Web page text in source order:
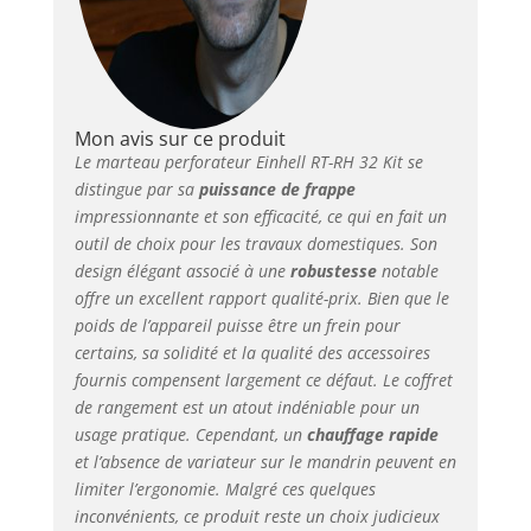
permet un
changement rapide et
sans outil des forets et
des burins et, assure
massive de 3,5 joule
avec son puissant
moteur de 1250 Watt,
pour maîtriser tous les
travaux intensifs Une
poignée spécifique
protège l’utilisateur
des vibrations Sa tête
robuste en aluminium
rend l’outil solide et
performant La butée
de profondeur en
métal est réglable
pour une profondeur
de perçage répétée et
précise Grace à son
Mon avis sur ce produit
Le marteau perforateur Einhell RT-RH 32 Kit se
distingue par sa puissance de frappe
impressionnante et son efficacité, ce qui en fait un
outil de choix pour les travaux domestiques. Son
design élégant associé à une robustessenotable
offre un excellent rapport qualité-prix. Bien que le
poids de l’appareil puisse être un frein pour
certains, sa solidité et la qualité des accessoires
fournis compensent largement ce défaut. Le coffret
de rangement est un atout indéniable pour un
usage pratique. Cependant, un chauffage rapide
et l’absence de variateur sur le mandrin peuvent en
limiter l’ergonomie. Malgré ces quelques
inconvénients, ce produit reste un choix judicieux